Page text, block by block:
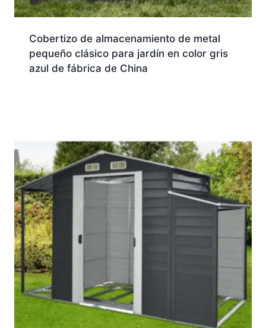
Cobertizo de almacenamiento de metal
pequeño clásico para jardín en color gris
azul de fábrica de China